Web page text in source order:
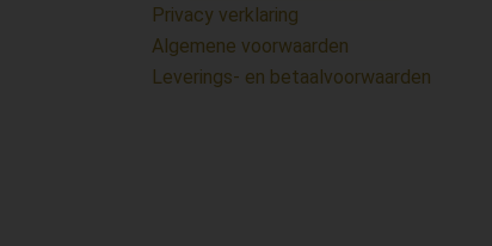
Privacy verklaring
Algemene voorwaarden
Leverings- en betaalvoorwaarden